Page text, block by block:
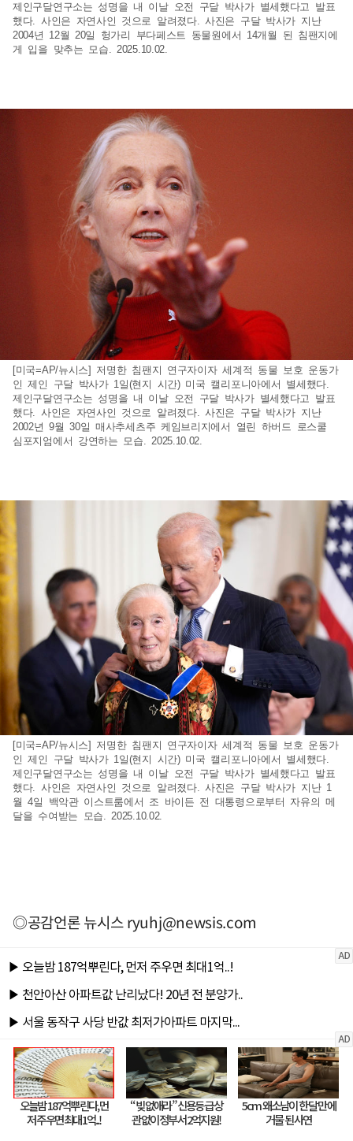
제인구달연구소는 성명을 내 이날 오전 구달 박사가 별세했다고 발표
했다. 사인은 자연사인 것으로 알려졌다. 사진은 구달 박사가 지난
2004년 12월 20일 헝가리 부다페스트 동물원에서 14개월 된 침팬지에
게 입을 맞추는 모습. 2025.10.02.
[미국=AP/뉴시스] 저명한 침팬지 연구자이자 세계적 동물 보호 운동가
인 제인 구달 박사가 1일(현지 시간) 미국 캘리포니아에서 별세했다.
제인구달연구소는 성명을 내 이날 오전 구달 박사가 별세했다고 발표
했다. 사인은 자연사인 것으로 알려졌다. 사진은 구달 박사가 지난
2002년 9월 30일 매사추세츠주 케임브리지에서 열린 하버드 로스쿨
심포지엄에서 강연하는 모습. 2025.10.02.
[미국=AP/뉴시스] 저명한 침팬지 연구자이자 세계적 동물 보호 운동가
인 제인 구달 박사가 1일(현지 시간) 미국 캘리포니아에서 별세했다.
제인구달연구소는 성명을 내 이날 오전 구달 박사가 별세했다고 발표
했다. 사인은 자연사인 것으로 알려졌다. 사진은 구달 박사가 지난 1
월 4일 백악관 이스트룸에서 조 바이든 전 대통령으로부터 자유의 메
달을 수여받는 모습. 2025.10.02.
◎공감언론 뉴시스ryuhj@newsis.com